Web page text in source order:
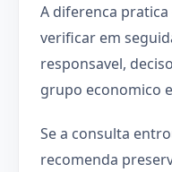
A diferenca
verificar em
responsavel,
grupo economico
Se a consulta
recomenda